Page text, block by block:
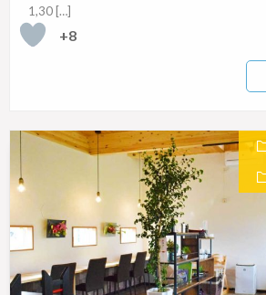
1,30 […]
+8